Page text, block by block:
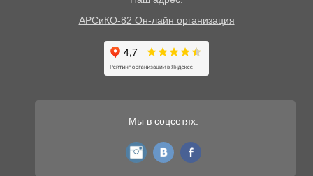
АРСиКО-82 Он-лайн организация
Мы в соцсетях:
instagram
vk fb